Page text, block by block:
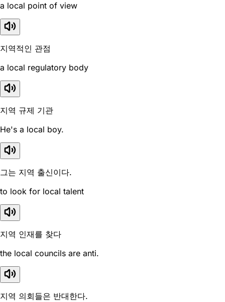
a local point of view
지역적인 관점
a local regulatory body
지역 규제 기관
He's a local boy.
그는 지역 출신이다.
to look for local talent
지역 인재를 찾다
the local councils are anti.
지역 의회들은 반대한다.